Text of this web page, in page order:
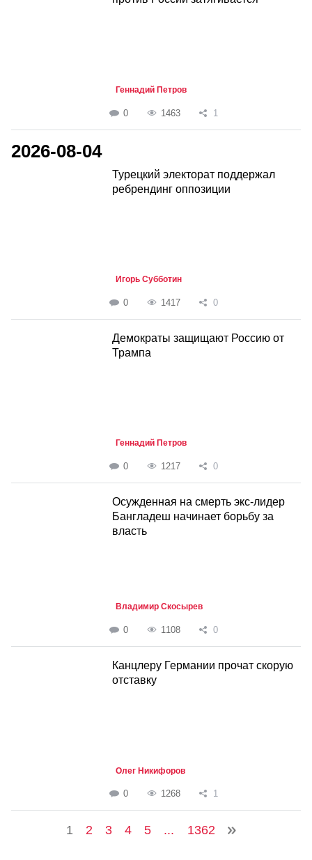
Геннадий Петров
0 1463 1
2026-08-04
Турецкий электорат поддержал
ребрендинг оппозиции
Игорь Субботин
0 1417 0
Демократы защищают Россию от
Трампа
Геннадий Петров
0 1217 0
Осужденная на смерть экс-лидер
Бангладеш начинает борьбу за
власть
Владимир Скосырев
0 1108 0
Канцлеру Германии прочат скорую
отставку
Олег Никифоров
0 1268 1
1 2 3 4 5 ... 1362